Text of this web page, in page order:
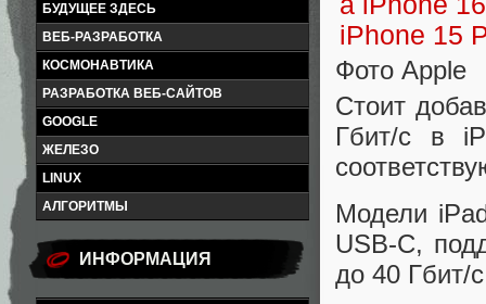
БУДУЩЕЕ ЗДЕСЬ
ВЕБ-РАЗРАБОТКА
КОСМОНАВТИКА
РАЗРАБОТКА ВЕБ-САЙТОВ
GOOGLE
ЖЕЛЕЗО
LINUX
АЛГОРИТМЫ
ИНФОРМАЦИЯ
Фото Apple
Стоит
Гбит/с в
Модели
USB-C,
до 40 Гбит/